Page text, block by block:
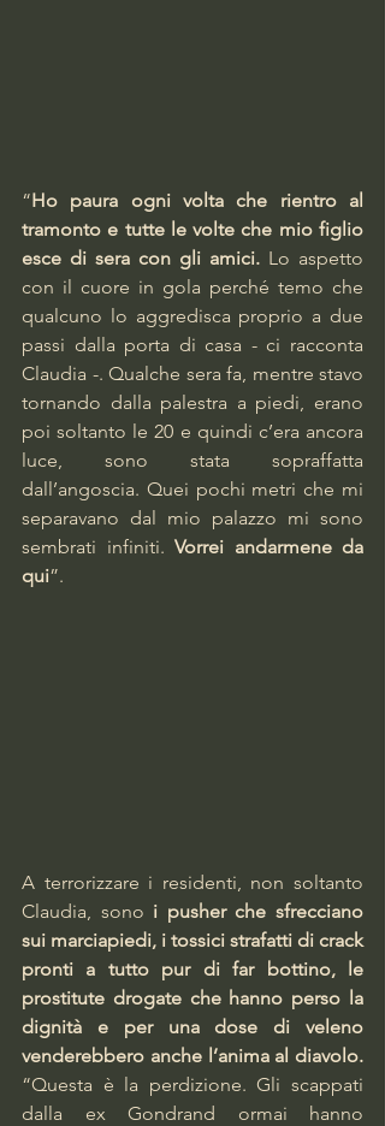
“Ho paura ogni volta che rientro al
tramonto e tutte le volte che mio figlio
esce di sera con gli amici. Lo aspetto
con il cuore in gola perché temo che
qualcuno lo aggredisca proprio a due
passi dalla porta di casa - ci racconta
Claudia -. Qualche sera fa, mentre stavo
tornando dalla palestra a piedi, erano
poi soltanto le 20 e quindi c’era ancora
luce, sono stata sopraffatta
dall’angoscia. Quei pochi metri che mi
separavano dal mio palazzo mi sono
sembrati infiniti. Vorrei andarmene da
qui”.
A terrorizzare i residenti, non soltanto
Claudia, sono i pusher che sfrecciano
sui marciapiedi, i tossici strafatti di crack
pronti a tutto pur di far bottino, le
prostitute drogate che hanno perso la
dignità e per una dose di veleno
“Questa è la perdizione. Gli scappati
dalla ex Gondrand ormai hanno